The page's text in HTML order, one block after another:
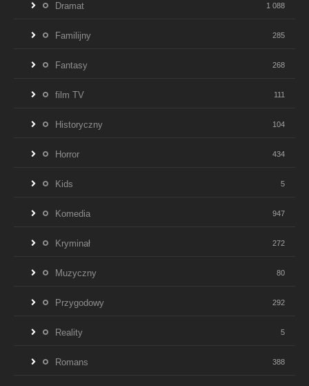
Dramat 1 088
Familijny 285
Fantasy 268
film TV 111
Historyczny 104
Horror 434
Kids 5
Komedia 947
Kryminał 272
Muzyczny 80
Przygodowy 292
Reality 5
Romans 388